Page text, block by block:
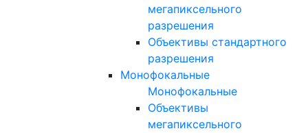
мегапиксельного
разрешения
Объективы стандартного
разрешения
Монофокальные
Монофокальные
Объективы
мегапиксельного